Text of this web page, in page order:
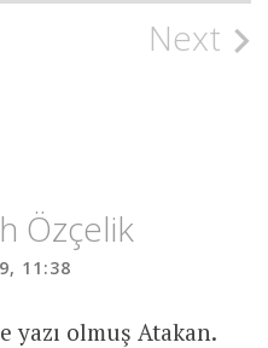
Next
Özçelik
11:38
yazı olmuş Atakan.